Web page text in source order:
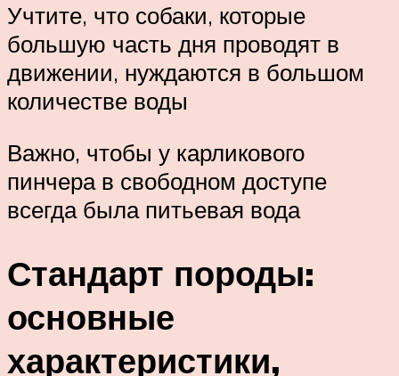
Учтите, что собаки, которые
большую часть дня проводят в
движении, нуждаются в большом
количестве воды
Важно, чтобы у карликового
пинчера в свободном доступе
всегда была питьевая вода
Стандарт породы:
основные
характеристики,